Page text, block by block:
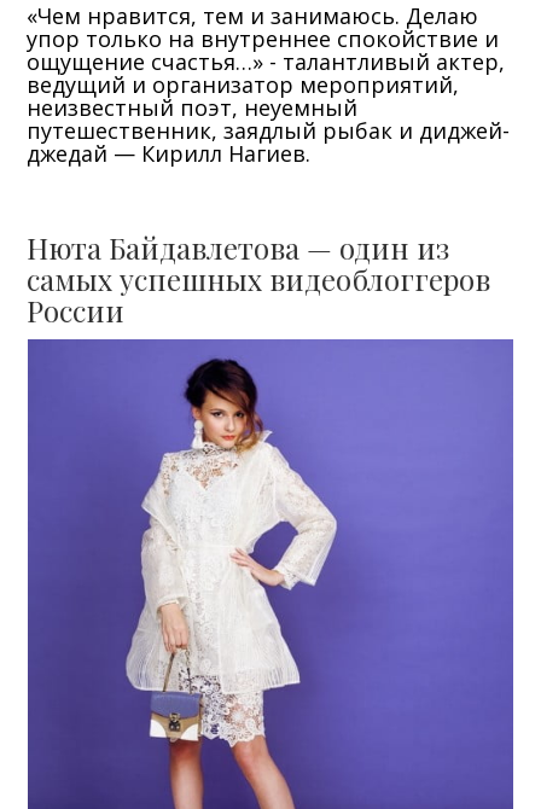
«Чем нравится, тем и занимаюсь. Делаю
упор только на внутреннее спокойствие и
ощущение счастья…» - талантливый актер,
ведущий и организатор мероприятий,
неизвестный поэт, неуемный
путешественник, заядлый рыбак и диджей-
джедай — Кирилл Нагиев.
Нюта Байдавлетова — один из
самых успешных видеоблоггеров
России